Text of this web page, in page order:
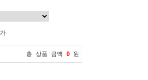
총 상품 금액 0 원